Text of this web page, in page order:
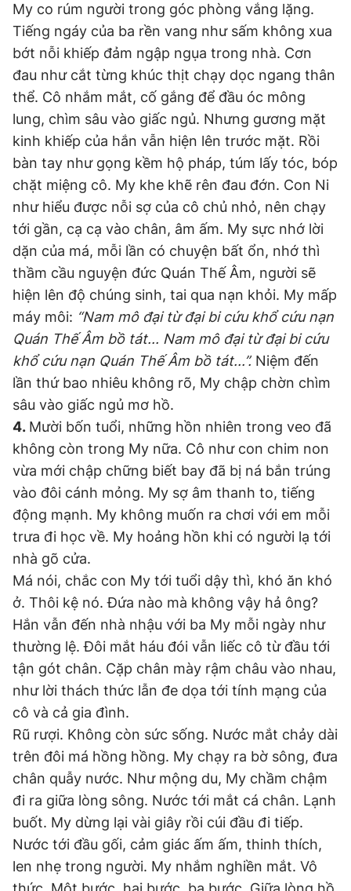
My co rúm người trong góc phòng vắng lặng.
Tiếng ngáy của ba rền vang như sấm không xua
bớt nỗi khiếp đảm ngập ngụa trong nhà. Cơn
đau như cắt từng khúc thịt chạy dọc ngang thân
thể. Cô nhắm mắt, cố gắng để đầu óc mông
lung, chìm sâu vào giấc ngủ. Nhưng gương mặt
kinh khiếp của hắn vẫn hiện lên trước mặt. Rồi
bàn tay như gọng kềm hộ pháp, túm lấy tóc, bóp
chặt miệng cô. My khe khẽ rên đau đớn. Con Ni
như hiểu được nỗi sợ của cô chủ nhỏ, nên chạy
tới gần, cạ cạ vào chân, âm ấm. My sực nhớ lời
dặn của má, mỗi lần có chuyện bất ổn, nhớ thì
thầm cầu nguyện đức Quán Thế Âm, người sẽ
hiện lên độ chúng sinh, tai qua nạn khỏi. My mấp
máy môi: “Nam mô đại từ đại bi cứu khổ cứu nạn
Quán Thế Âm bồ tát... Nam mô đại từ đại bi cứu
khổ cứu nạn Quán Thế Âm bồ tát...”. Niệm đến
lần thứ bao nhiêu không rõ, My chập chờn chìm
sâu vào giấc ngủ mơ hồ.
4. Mười bốn tuổi, những hồn nhiên trong veo đã
không còn trong My nữa. Cô như con chim non
vừa mới chập chững biết bay đã bị ná bắn trúng
vào đôi cánh mỏng. My sợ âm thanh to, tiếng
động mạnh. My không muốn ra chơi với em mỗi
trưa đi học về. My hoảng hồn khi có người lạ tới
nhà gõ cửa.
Má nói, chắc con My tới tuổi dậy thì, khó ăn khó
ở. Thôi kệ nó. Đứa nào mà không vậy hả ông?
Hắn vẫn đến nhà nhậu với ba My mỗi ngày như
thường lệ. Đôi mắt háu đói vẫn liếc cô từ đầu tới
tận gót chân. Cặp chân mày rậm châu vào nhau,
như lời thách thức lẫn đe dọa tới tính mạng của
cô và cả gia đình.
Rũ rượi. Không còn sức sống. Nước mắt chảy dài
trên đôi má hồng hồng. My chạy ra bờ sông, đưa
chân quẫy nước. Như mộng du, My chầm chậm
đi ra giữa lòng sông. Nước tới mắt cá chân. Lạnh
buốt. My dừng lại vài giây rồi cúi đầu đi tiếp.
Nước tới đầu gối, cảm giác ấm ấm, thinh thích,
len nhẹ trong người. My nhắm nghiền mắt. Vô